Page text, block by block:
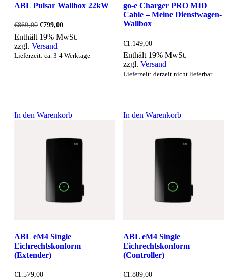
ABL Pulsar Wallbox 22kW
€869,00 Ursprünglicher
Preis
war:
€869,00
€799,00Aktueller
Preis
ist:
Enthält 19% MwSt.
zzgl. Versand
Lieferzeit: ca. 3-4 Werktage
go-e Charger PRO MID
Cable – Meine Dienstwagen-
Wallbox
€1.149,00
Enthält 19% MwSt.
zzgl.Versand
Lieferzeit: derzeit nicht lieferbar
In den Warenkorb
ABL eM4 Single
Eichrechtskonform
(Extender)
€1.579,00
In den Warenkorb
ABL eM4 Single
Eichrechtskonform
(Controller)
€1.889,00